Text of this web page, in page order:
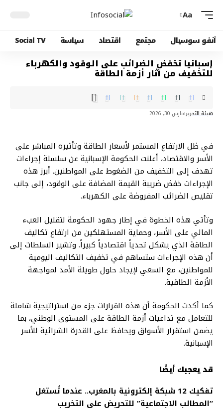
Aa
أنفو سوسيال مجتمع اقتصاد سياسة Social TV
إسبانيا تخفض الضرائب على الوقود والكهرباء
للتخفيف من آثار أزمة الطاقة
هيئة التحرير مارس 30, 2026
في ظل الارتفاع المستمر لأسعار الطاقة وتأثيره المباشر على
الأسر والاقتصاد، أعلنت الحكومة الإسبانية عن سلسلة إجراءات
تهدف إلى التخفيف من الضغوط على المواطنين. أبرز هذه
الإجراءات خفض ضريبة القيمة المضافة على الوقود، إلى جانب
تقليص الضرائب المفروضة على الكهرباء.
وتأتي هذه الخطوة في إطار جهود الحكومة لتقليل العبء
المالي على الأسر، وحماية المستهلكين من ارتفاع تكاليف
الطاقة الذي يشكل تحدياً اقتصادياً كبيراً. وتشير السلطات إلى
أن هذه الإجراءات ستساهم في تخفيف التكاليف اليومية
للمواطنين، مع السعي لإيجاد حلول طويلة الأمد لمواجهة
الأزمة الطاقية.
كما أكدت الحكومة أن هذه القرارات جزء من استراتيجية شاملة
للتعامل مع تداعيات أزمة الطاقة على المستوى الوطني، بما
يضمن استقرار الأسواق ويحافظ على القدرة الشرائية للأسر
الإسبانية.
قد يعجبك أيضًا
تفكيك 12 شبكة إلكترونية بالمغرب.. عندما تُستغل
“المطالب الاجتماعية” للتحريض على التخريب